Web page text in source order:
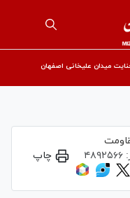
میدان علیخانی اصفهان
۴۸۹۲۵۶۶ چاپ